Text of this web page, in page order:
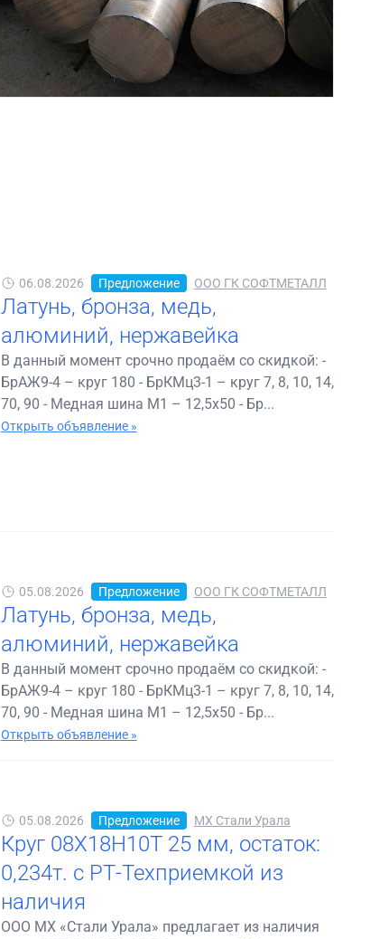
06.08.2026 Предложение ООО ГК СОФТМЕТАЛЛ
Латунь, бронза, медь,
алюминий, нержавейка
В данный момент срочно продаём со скидкой: -
БрАЖ9-4 – круг 180 - БрКМц3-1 – круг 7, 8, 10, 14,
70, 90 - Медная шина М1 – 12,5х50 - Бр...
Открыть объявление »
05.08.2026 Предложение ООО ГК СОФТМЕТАЛЛ
Латунь, бронза, медь,
алюминий, нержавейка
В данный момент срочно продаём со скидкой: -
БрАЖ9-4 – круг 180 - БрКМц3-1 – круг 7, 8, 10, 14,
70, 90 - Медная шина М1 – 12,5х50 - Бр...
Открыть объявление »
05.08.2026 Предложение МХ Стали Урала
Круг 08Х18Н10Т 25 мм, остаток:
0,234т. с РТ-Техприемкой из
наличия
ООО МХ «Стали Урала» предлагает из наличия